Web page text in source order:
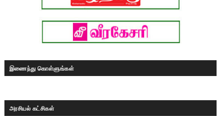
இணைந்து கொள்ளுங்கள்
அரசியல் கட்சிகள்